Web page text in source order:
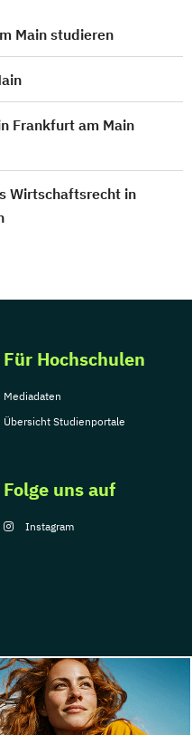
Main studieren
Frankfurt am Main
Wirtschaftsrecht in
Für Hochschulen
Mediadaten
Übersicht Studienportale
Folge uns auf
Instagram